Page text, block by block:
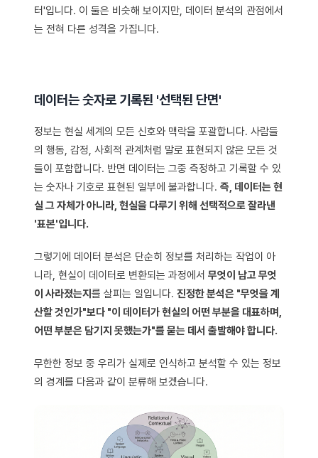
터'입니다. 이 둘은 비슷해 보이지만, 데이터 분석의 관점에서
는 전혀 다른 성격을 가집니다.
데이터는 숫자로 기록된 '선택된 단면'
정보는 현실 세계의 모든 신호와 맥락을 포괄합니다. 사람들
의 행동, 감정, 사회적 관계처럼 말로 표현되지 않은 모든 것
들이 포함합니다. 반면 데이터는 그중 측정하고 기록할 수 있
는 숫자나 기호로 표현된 일부에 불과합니다. 즉, 데이터는 현
실 그 자체가 아니라, 현실을 다루기 위해 선택적으로 잘라낸
'표본'입니다.
그렇기에 데이터 분석은 단순히 정보를 처리하는 작업이 아
니라, 현실이 데이터로 변환되는 과정에서 무엇이 남고 무엇
이 사라졌는지 를 살피는 일입니다. 진정한 분석은 "무엇을 계
산할 것인가"보다 "이 데이터가 현실의 어떤 부분을 대표하며,
어떤 부분은 담기지 못했는가"를 묻는 데서 출발해야 합니다.
무한한 정보 중 우리가 실제로 인식하고 분석할 수 있는 정보
의 경계를 다음과 같이 분류해 보겠습니다.